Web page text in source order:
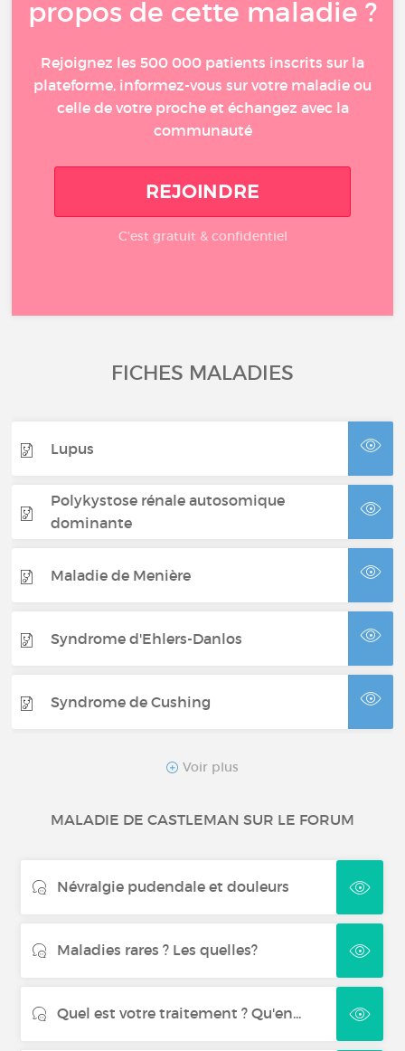
propos de cette maladie ?
Rejoignez les 500 000 patients inscrits sur la
plateforme, informez-vous sur votre maladie ou
celle de votre proche et échangez avec la
communauté
REJOINDRE
C'est gratuit & confidentiel
FICHES MALADIES
Lupus
Polykystose rénale autosomique
dominante
Maladie de Menière
Syndrome d'Ehlers-Danlos
Syndrome de Cushing
Cholangite biliaire primitive
CANVAS
Neurofibromatose
Polyneuropathie démyélinisante
Acromégalie
Voir plus
MALADIE DE CASTLEMAN SUR LE FORUM
Névralgie pudendale et douleurs
Maladies rares ? Les quelles?
Quel est votre traitement ? Qu'en...